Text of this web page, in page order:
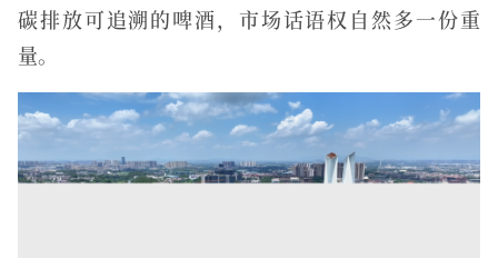
碳排放可追溯的啤酒，市场话语权自然多一份重
量。